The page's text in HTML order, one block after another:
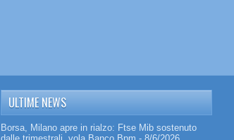
ULTIME NEWS
Borsa, Milano apre in rialzo: Ftse Mib sostenuto